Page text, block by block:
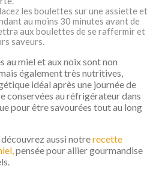
les boulettes sur une assiette et
au moins 30 minutes avant de
aux boulettes de se raffermir et
saveurs.
au miel et aux noix sont non
également très nutritives,
idéal après une journée de
conservées au réfrigérateur dans
pour être savourées tout au long
aussi notrerecette
pensée pour allier gourmandise